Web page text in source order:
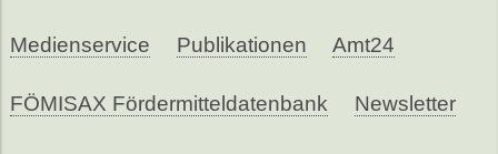
Medienservice Publikationen Amt24
FÖMISAX Fördermitteldatenbank Newsletter